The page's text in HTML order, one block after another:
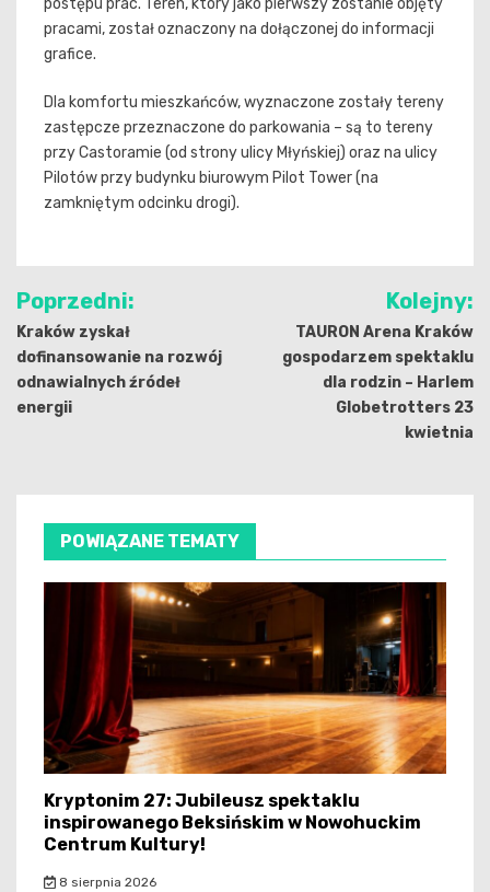
postępu prac. Teren, który jako pierwszy zostanie objęty
pracami, został oznaczony na dołączonej do informacji
grafice.
Dla komfortu mieszkańców, wyznaczone zostały tereny
zastępcze przeznaczone do parkowania – są to tereny
przy Castoramie (od strony ulicy Młyńskiej) oraz na ulicy
Pilotów przy budynku biurowym Pilot Tower (na
zamkniętym odcinku drogi).
Nawigacja
wpisu
Poprzedni:
Kraków zyskał
dofinansowanie na rozwój
odnawialnych źródeł
energii
Kolejny:
TAURON Arena Kraków
gospodarzem spektaklu
dla rodzin – Harlem
Globetrotters 23
kwietnia
POWIĄZANE TEMATY
Kryptonim 27: Jubileusz spektaklu
inspirowanego Beksińskim w Nowohuckim
Centrum Kultury!
8 sierpnia 2026